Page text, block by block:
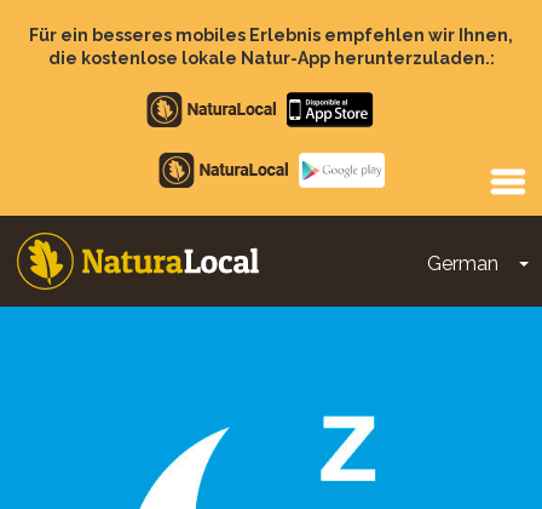
zumFür ein besseres mobiles Erlebnis empfehlen wir Ihnen,
die kostenlose lokale Natur-App herunterzuladen.:
Apple
store
Google
Play
German
Main